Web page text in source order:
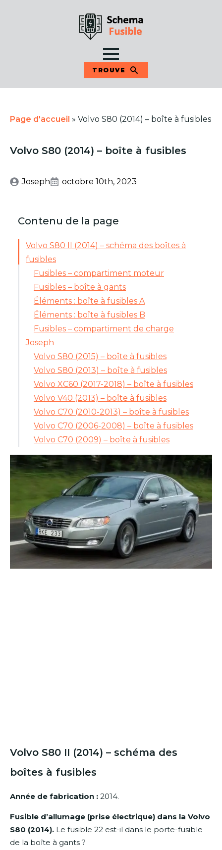
TROUVE
Page d'accueil » Volvo S80 (2014) – boîte à fusibles
Volvo S80 (2014) – boîte à fusibles
Joseph octobre 10th, 2023
Contenu de la page
Volvo S80 II (2014) – schéma des boîtes à
fusibles
Fusibles – compartiment moteur
Fusibles – boîte à gants
Éléments : boîte à fusibles A
Éléments : boîte à fusibles B
Fusibles – compartiment de charge
Joseph
Volvo S80 (2015) – boîte à fusibles
Volvo S80 (2013) – boîte à fusibles
Volvo XC60 (2017-2018) – boîte à fusibles
Volvo V40 (2013) – boîte à fusibles
Volvo C70 (2010-2013) – boîte à fusibles
Volvo C70 (2006-2008) – boîte à fusibles
Volvo C70 (2009) – boîte à fusibles
Volvo S80 II (2014) – schéma des
boîtes à fusibles
Année de fabrication : 2014.
Fusible d’allumage (prise électrique) dans la Volvo
S80 (2014). Le fusible 22 est-il dans le porte-fusible
de la boîte à gants ?